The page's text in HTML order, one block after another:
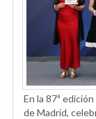
En la 87ª
de Madrid,